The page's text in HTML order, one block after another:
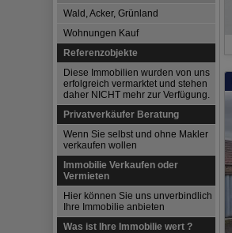
Wald, Acker, Grünland
Wohnungen Kauf
Referenzobjekte
Diese Immobilien wurden von uns
erfolgreich vermarktet und stehen
daher NICHT mehr zur Verfügung.
Privatverkäufer Beratung
Wenn Sie selbst und ohne Makler
verkaufen wollen
Immobilie Verkaufen oder
Vermieten
Hier können Sie uns unverbindlich
Ihre Immobilie anbieten
Was ist Ihre Immobilie wert ?